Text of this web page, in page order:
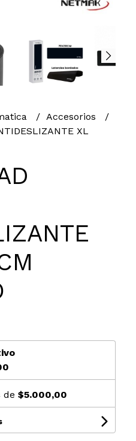
Accesorios
XL
de $5.000,00